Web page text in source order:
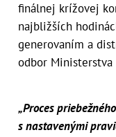
finálnej krížovej
najbližších
generovaním a
odbor Ministerstva
„Proces
s nastavenými